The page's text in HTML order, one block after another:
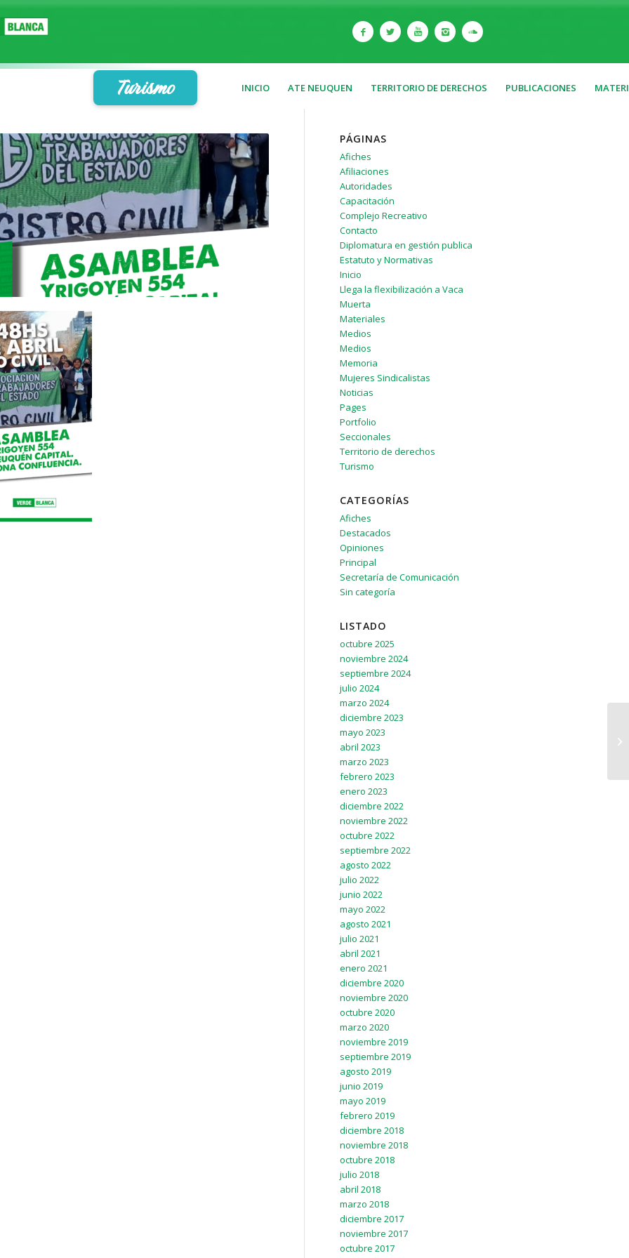
Turismo INICIO ATE NEUQUEN TERRITORIO DE DERECHOS PUBLICACIONES
PÁGINAS
Afiches
Afiliaciones
Autoridades
Capacitación
Complejo Recreativo
Contacto
Diplomatura en gestión publica
Estatuto y Normativas
Inicio
Llega la flexibilización a Vaca
Muerta
Materiales
Medios
Medios
Memoria
Mujeres Sindicalistas
Noticias
Pages
Portfolio
Seccionales
Territorio de derechos
Turismo
CATEGORÍAS
Afiches
Destacados
Opiniones
Principal
Secretaría de Comunicación
Sin categoría
LISTADO
octubre 2025
noviembre 2024
septiembre 2024
julio 2024
marzo 2024
diciembre 2023
mayo 2023
abril 2023
marzo 2023
febrero 2023
enero 2023
diciembre 2022
noviembre 2022
octubre 2022
septiembre 2022
agosto 2022
julio 2022
junio 2022
mayo 2022
agosto 2021
julio 2021
abril 2021
enero 2021
diciembre 2020
noviembre 2020
octubre 2020
marzo 2020
noviembre 2019
septiembre 2019
agosto 2019
junio 2019
mayo 2019
febrero 2019
diciembre 2018
noviembre 2018
octubre 2018
julio 2018
abril 2018
marzo 2018
diciembre 2017
noviembre 2017
octubre 2017